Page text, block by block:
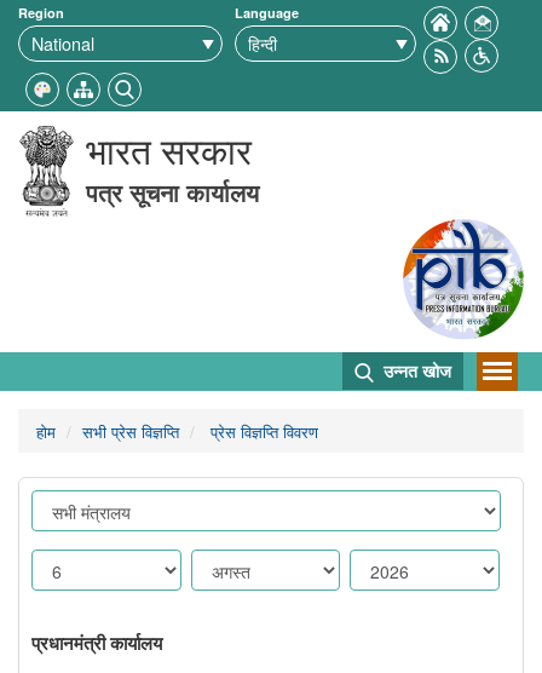
Region Language
भारत सरकार
पत्र सूचना कार्यालय
उन्नत खोज
होम सभी प्रेस विज्ञप्ति प्रेस विज्ञप्ति विवरण
प्रधानमंत्री कार्यालय